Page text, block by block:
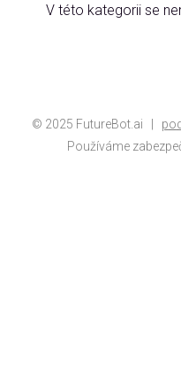
V této kategorii se
© 2025 FutureBot.ai | po
Používáme